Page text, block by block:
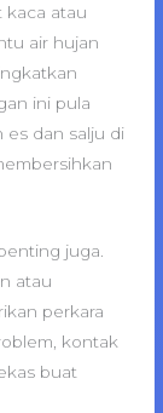
kaca atau
air hujan
ini pula
dan salju di
juga.
atau
perkara
kontak
buat